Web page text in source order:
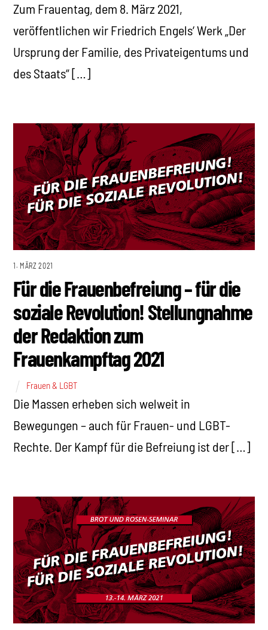
Zum Frauentag, dem 8. März 2021,
veröffentlichen wir Friedrich Engels‘ Werk „Der
Ursprung der Familie, des Privateigentums und
des Staats“ […]
1. MÄRZ 2021
Für die Frauenbefreiung – für die
soziale Revolution! Stellungnahme
der Redaktion zum
Frauenkampftag 2021
Frauen & LGBT
Die Massen erheben sich welweit in
Bewegungen – auch für Frauen- und LGBT-
Rechte. Der Kampf für die Befreiung ist der […]